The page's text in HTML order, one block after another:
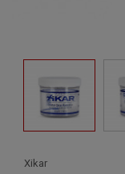
Xikar